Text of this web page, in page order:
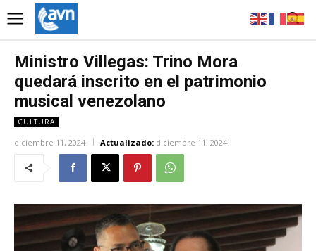
Ministro Villegas: Trino Mora
quedará inscrito en el patrimonio
musical venezolano
CULTURA
diciembre 11, 2024 Actualizado: diciembre 11, 2024